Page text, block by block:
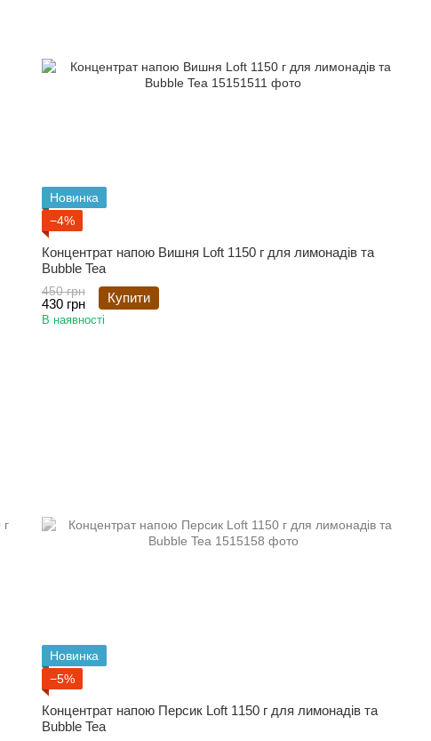
Новинка
−4%
Концентрат напою Вишня Loft 1150 г для лимонадів та
Bubble Tea
450 грн
430 грн Купити
В наявності
Новинка
−5%
Концентрат напою Персик Loft 1150 г для лимонадів та
Bubble Tea